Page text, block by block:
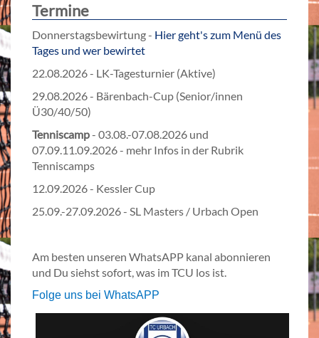
Termine
Donnerstagsbewirtung - Hier geht's zum Menü des
Tages und wer bewirtet
22.08.2026 - LK-Tagesturnier (Aktive)
29.08.2026 - Bärenbach-Cup (Senior/innen
Ü30/40/50)
Tenniscamp- 03.08.-07.08.2026 und
07.09.11.09.2026 - mehr Infos in der Rubrik
Tenniscamps
12.09.2026 - Kessler Cup
25.09.-27.09.2026 - SL Masters / Urbach Open
Am besten unseren WhatsAPP kanal abonnieren
und Du siehst sofort, was im TCU los ist.
Folge uns bei WhatsAPP